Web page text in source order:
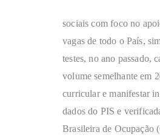
sociais com foco no
vagas de todo o País,
testes, no ano passado,
volume semelhante em
curricular e manifestar
dados do PIS e
Brasileira de Ocupação